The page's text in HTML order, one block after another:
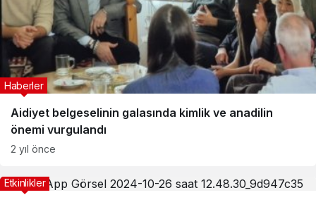
Aidiyet belgeselinin galasında kimlik ve anadilin
önemi vurgulandı
Haberler
2 yıl önce
Etkinlikler